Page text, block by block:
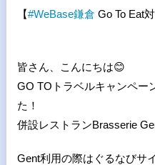
【#WeBase鎌倉 Go To Eat
皆さん、こんにちは😊
GO TOトラベルキャンペー
た！
併設レストランBrasserie
Gent利用の際はぐるなびサ